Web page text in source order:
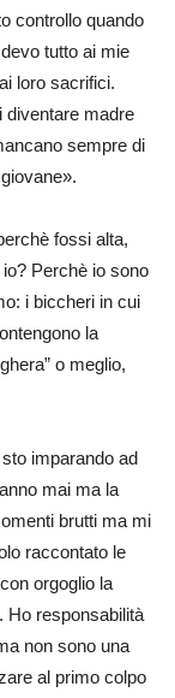
controllo quando
tutto ai mie
loro sacrifici.
diventare madre
sempre di
fossi alta,
Perchè io sono
i biccheri in cui
la
o meglio,
imparando ad
mai ma la
brutti ma mi
raccontato le
orgoglio la
Ho responsabilità
non sono una
al primo colpo